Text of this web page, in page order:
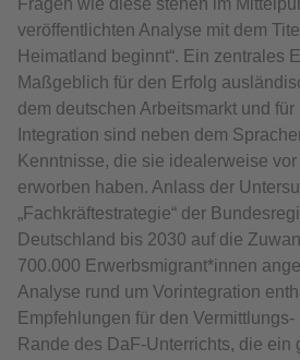
Fragen wie diese stehen im
veröffentlichten Analyse mit dem
Heimatland beginnt“. Ein zentrales
Maßgeblich für den Erfolg
dem deutschen Arbeitsmarkt und
Integration sind neben dem
Kenntnisse, die sie idealerweise
erworben haben. Anlass der
„Fachkräftestrategie“ der
Deutschland bis 2030 auf die
700.000 Erwerbsmigrant*innen
Analyse rund um Vorintegration
Empfehlungen für den
Rande des DaF-Unterrichts, die ein